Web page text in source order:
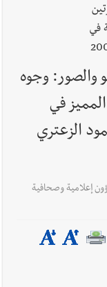
!
قصر بعبدا الوقائع
وزيادات الغلاء| الرئيس عون
عن مؤتمر
وتغريم صاحبهما
We are hiring in
في
والصور: وجوه
في
الزعتري
إعلامية وصحافية